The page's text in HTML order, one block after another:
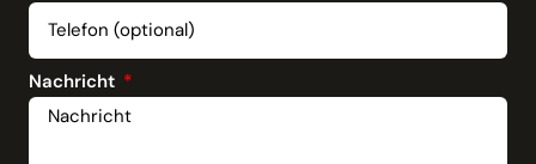
Nachricht